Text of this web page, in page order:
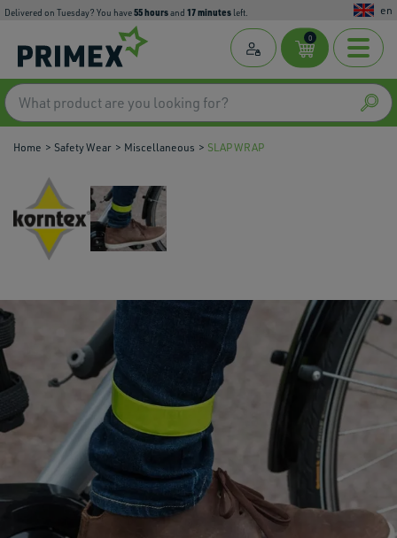
Delivered on Tuesday? You have55hoursand 17minutes left. en
0
Home Safety Wear Miscellaneous SLAP WRAP